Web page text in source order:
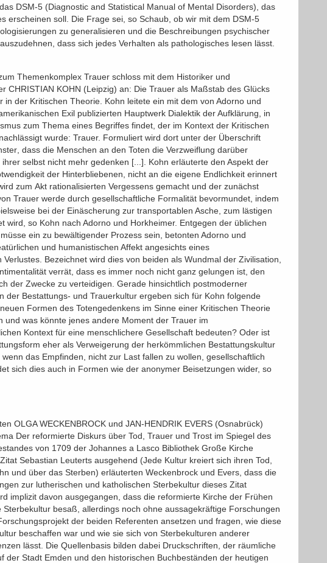
DSM-5 (Diagnostic and Statistical Manual of Mental Disorders), das
erscheinen soll. Die Frage sei, so Schaub, ob wir mit dem DSM-5
zu generalisieren und die Beschreibungen psychischer
dass sich jedes Verhalten als pathologisches lesen lässt.
Themenkomplex Trauer schloss mit dem Historiker und
CHRISTIAN KOHN (Leipzig) an: Die Trauer als Maßstab des Glücks 
in der Kritischen Theorie. Kohn leitete ein mit dem von Adorno und
Exil publizierten Hauptwerk Dialektik der Aufklärung, in
zum Thema eines Begriffes findet, der im Kontext der Kritischen
wurde: Trauer. Formuliert wird dort unter der Überschrift
dass die Menschen an den Toten die Verzweiflung darüber
selbst nicht mehr gedenken [...]. Kohn erläuterte den Aspekt der
der Hinterbliebenen, nicht an die eigene Endlichkeit erinnert
zum Akt rationalisierten Vergessens gemacht und der zunächst
Trauer werde durch gesellschaftliche Formalität bevormundet, indem
bei der Einäscherung zur transportablen Asche, zum lästigen
wird, so Kohn nach Adorno und Horkheimer. Entgegen der üblichen
ein zu bewältigender Prozess sein, betonten Adorno und
und humanistischen Affekt angesichts eines
Bezeichnet wird dies von beiden als Wundmal der Zivilisation,
verrät, dass es immer noch nicht ganz gelungen ist, den
der Zwecke zu verteidigen. Gerade hinsichtlich postmoderner
der Bestattungs- und Trauerkultur ergeben sich für Kohn folgende
Formen des Totengedenkens im Sinne einer Kritischen Theorie
und was könnte jenes andere Moment der Trauer im
Kontext für eine menschlichere Gesellschaft bedeuten? Oder ist
eher als Verweigerung der herkömmlichen Bestattungskultur
das Empfinden, nicht zur Last fallen zu wollen, gesellschaftlich
sich dies auch in Formen wie der anonymer Beisetzungen wider, so
OLGA WECKENBROCK und JAN-HENDRIK EVERS (Osnabrück)
Der reformierte Diskurs über Tod, Trauer und Trost im Spiegel des
von 1709 der Johannes a Lasco Bibliothek Große Kirche
Sebastian Leuterts ausgehend (Jede Kultur kreiert sich ihren Tod,
und über das Sterben) erläuterten Weckenbrock und Evers, dass die
zur lutherischen und katholischen Sterbekultur dieses Zitat
implizit davon ausgegangen, dass die reformierte Kirche der Frühen
Sterbekultur besaß, allerdings noch ohne aussagekräftige Forschungen
der beiden Referenten ansetzen und fragen, wie diese
beschaffen war und wie sie sich von Sterbekulturen anderer
lässt. Die Quellenbasis bilden dabei Druckschriften, der räumliche
der Stadt Emden und den historischen Buchbeständen der heutigen